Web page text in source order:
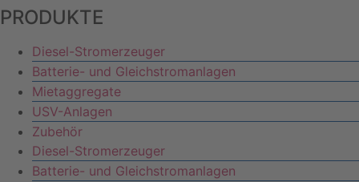
PRODUKTE
Diesel-Stromerzeuger
Batterie- und Gleichstromanlagen
Mietaggregate
USV-Anlagen
Zubehör
Diesel-Stromerzeuger
Batterie- und Gleichstromanlagen